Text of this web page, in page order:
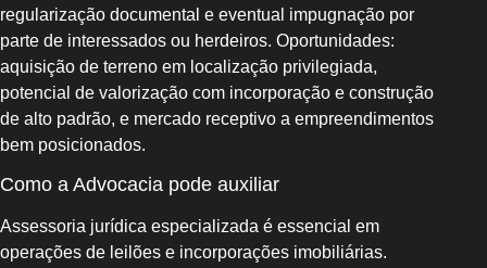
regularização documental e eventual impugnação por
parte de interessados ou herdeiros. Oportunidades:
aquisição de terreno em localização privilegiada,
potencial de valorização com incorporação e construção
de alto padrão, e mercado receptivo a empreendimentos
bem posicionados.
Como a Advocacia pode auxiliar
Assessoria jurídica especializada é essencial em
operações de leilões e incorporações imobiliárias.